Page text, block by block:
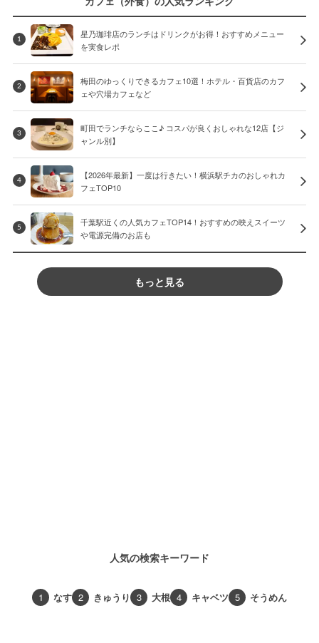
1
星乃珈琲店のランチはドリンクがお得！おすすめメニュー
を実食レポ
2
梅田のゆっくりできるカフェ10選！ホテル・百貨店のカフ
ェや穴場カフェなど
3
町田でランチならここ♪ コスパが良くおしゃれな12店【ジ
ャンル別】
4
【2026年最新】一度は行きたい！横浜駅チカのおしゃれカ
フェTOP10
5
千葉駅近くの人気カフェTOP14！おすすめの映えスイーツ
や電源完備のお店も
もっと見る
人気の検索キーワード
1 なす 2 きゅうり 3 大根 4 キャベツ 5 そうめん